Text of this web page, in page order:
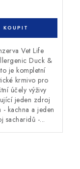
Vet Life
Duck &
je kompletní
krmivo pro
účely výživy
jeden zdroj
- kachna a jeden
sacharidů -...